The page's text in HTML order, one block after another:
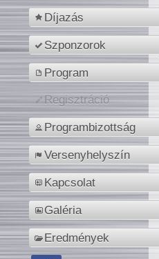
Díjazás
Szponzorok
Program
Regisztráció
Programbizottság
Versenyhelyszín
Kapcsolat
Galéria
Eredmények